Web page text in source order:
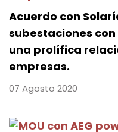
Acuerdo con
subestaciones
una prolífica
empresas.
07 Agosto 2020